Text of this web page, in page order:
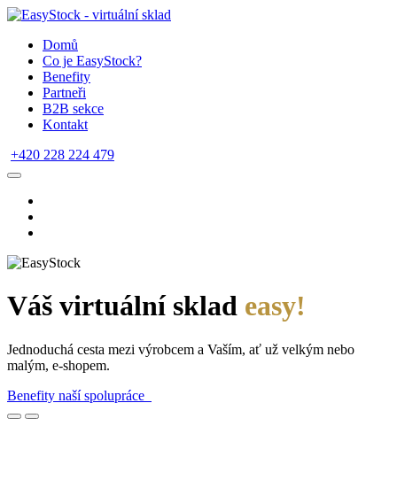
Domů
Co je EasyStock?
Benefity
Partneři
B2B sekce
Kontakt
+420 228 224 479
Váš virtuální sklad easy!
Jednoduchá cesta mezi výrobcem a Vaším, ať už velkým nebo
malým, e-shopem.
Benefity naší spolupráce